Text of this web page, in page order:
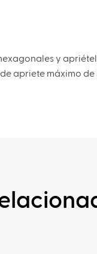
y
apriete máximo de